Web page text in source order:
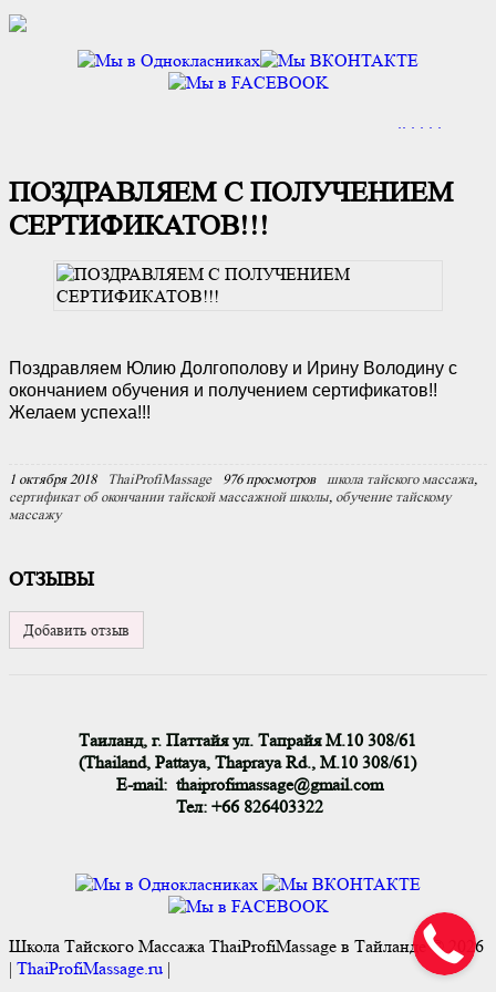
.. . . . .
ПОЗДРАВЛЯЕМ С ПОЛУЧЕНИЕМ
СЕРТИФИКАТОВ!!!
Поздравляем Юлию Долгополову и Ирину Володину с
окончанием обучения и получением сертификатов!!
Желаем успеха!!!
1 октября 2018 ThaiProfiMassage 976 просмотров школа тайского массажа,
сертификат об окончании тайской массажной школы, обучение тайскому
массажу
ОТЗЫВЫ
Добавить отзыв
Таиланд, г. Паттайя ул. Тапрайя М.10 308/61
(Thailand, Pattaya, Thapraya Rd., M.10 308/61)
E-mail: thaiprofimassage@gmail.com
Тел: +66 826403322
Школа Тайского Массажа ThaiProfiMassage в Тайланде © 2026
| ThaiProfiMassage.ru |